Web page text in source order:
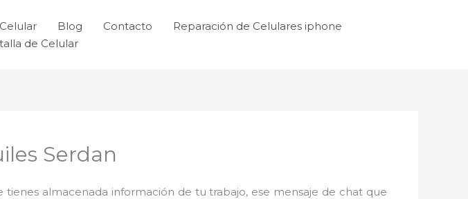
Blog Contacto
Reparación de Celulares iphone
de Celular
Serdan
almacenada información de tu trabajo, ese mensaje de chat que